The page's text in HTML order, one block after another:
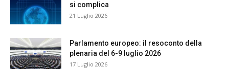
si complica
21 Luglio 2026
Parlamento europeo: il resoconto della
plenaria del 6-9 luglio 2026
17 Luglio 2026